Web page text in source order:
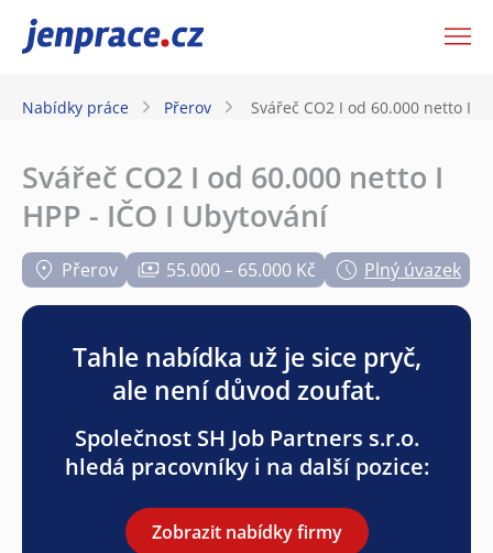
JenPráce.cz
Nabídky práce Přerov Svářeč CO2 I od 60.000 netto I
Svářeč CO2 I od 60.000 netto I
HPP - IČO I Ubytování
Přerov 55.000 – 65.000 Kč Plný úvazek
Tahle nabídka už je sice pryč,
ale není důvod zoufat.
Společnost SH Job Partners s.r.o.
hledá pracovníky i na další pozice:
Zobrazit nabídky firmy